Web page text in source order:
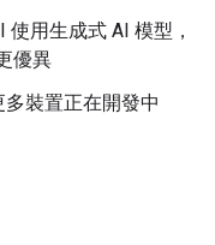
用生成式 AI 模型，
優異
裝置正在開發中